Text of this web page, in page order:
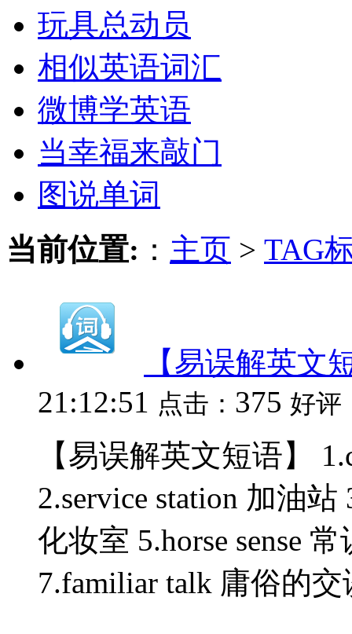
玩具总动员
相似英语词汇
微博学英语
当幸福来敲门
图说单词
当前位置: ： 主页 > TAG
【易误解英文
21:12:51 点击： 375 好评
【易误解英文短语】
2.service station 加油站
化妆室 5.horse sense
7.familiar talk 庸俗的交